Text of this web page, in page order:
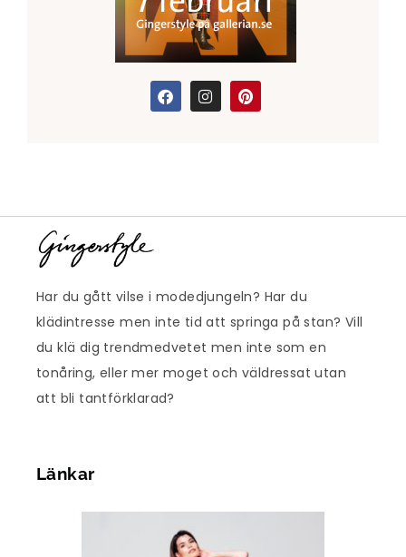
Har du gått vilse i modedjungeln? Har du
klädintresse men inte tid att springa på stan? Vill
du klä dig trendmedvetet men inte som en
tonåring, eller mer moget och väldressat utan
att bli tantförklarad?
Länkar